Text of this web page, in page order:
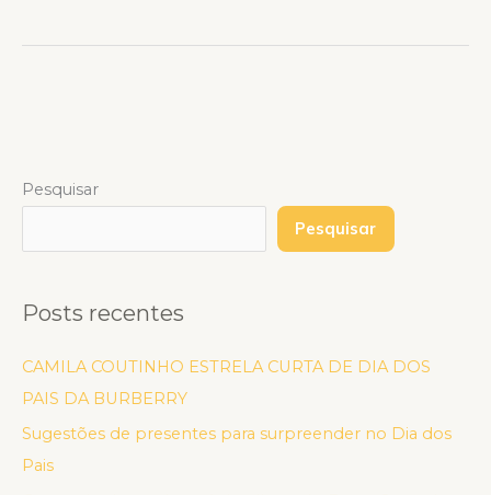
Pesquisar
Pesquisar
Posts recentes
CAMILA COUTINHO ESTRELA CURTA DE DIA DOS
PAIS DA BURBERRY
Sugestões de presentes para surpreender no Dia dos
Pais